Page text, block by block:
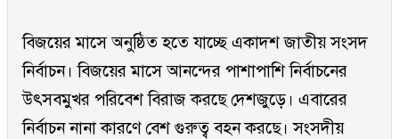
বিজয়ের মাসে অনুষ্ঠিত হতে যাচ্ছে একাদশ জাতীয় সংসদ
নির্বাচন। বিজয়ের মাসে আনন্দের পাশাপাশি নির্বাচনের
উৎসবমুখর পরিবেশ বিরাজ করছে দেশজুড়ে। এবারের
নির্বাচন নানা কারণে বেশ গুরুত্ব বহন করছে। সংসদীয়